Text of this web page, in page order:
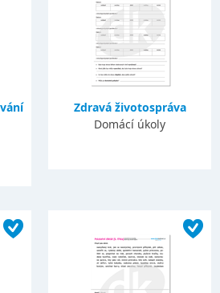
Zdravá životospráva
Domácí úkoly